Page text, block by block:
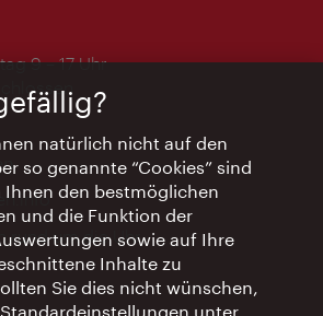
9 – 17 Uhr
rund um die Uhr
natürlich nicht auf den
so genannte “Cookies” sind
den bestmöglichen
und die Funktion der
sowie auf Ihre
Inhalte zu
Sie dies nicht wünschen,
unter